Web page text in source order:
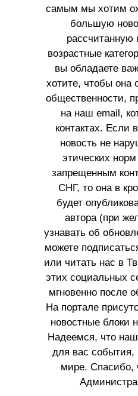
самым мы хотим
большую
рассчитанную
возрастные
вы обладаете
хотите, чтобы она
общественности,
на наш email,
контактах. Если
новость не
этических
запрещенным
СНГ, то она в
будет
автора (при
узнавать об
можете
или читать нас в
этих социальных
мгновенно после
На портале
новостные блоки
Надеемся, что
для вас
мире. Спасибо,